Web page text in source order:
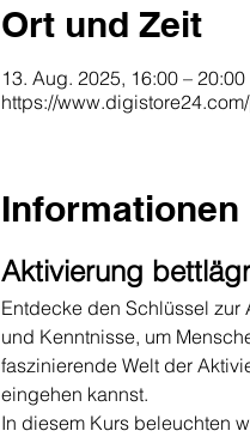
Ort und Zeit
13. Aug. 2025, 16:00 – 20:00
https://
Informationen
Aktivierung
Entdecke den Schlüssel
und Kenntnisse, um
faszinierende Welt der
eingehen kannst.
In diesem Kurs beleuchten